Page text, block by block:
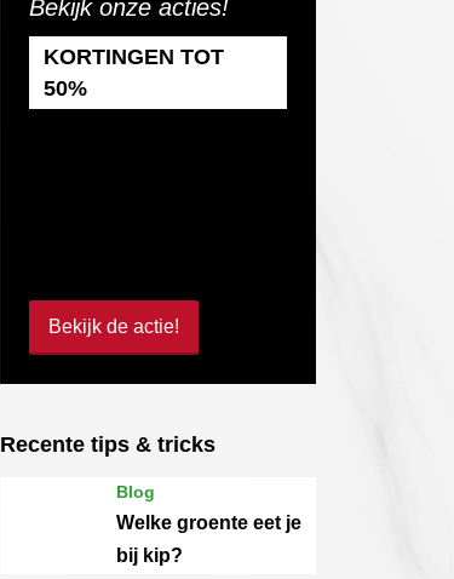
Bekijk onze acties!
KORTINGEN TOT
50%
Bekijk de actie!
Recente tips & tricks
Blog
Welke groente eet je
bij kip?